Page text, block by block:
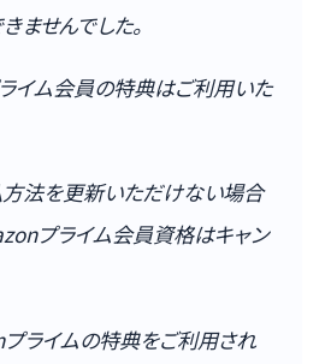
ませんでした。
イム会員の特典はご利用いた
法を更新いただけない場合
プライム会員資格はキャン
ライムの特典をご利用され